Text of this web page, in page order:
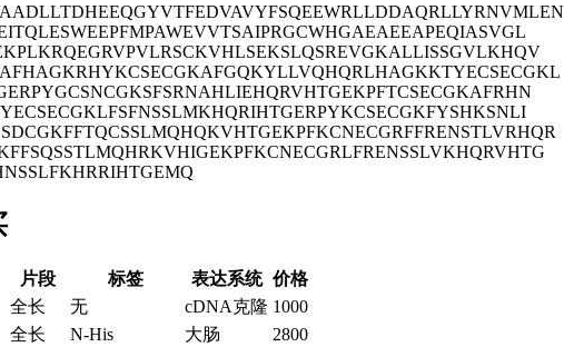
片段 标签 表达系统 价格
全长 无 cDNA克隆 1000
全长 N-His 大肠
2800